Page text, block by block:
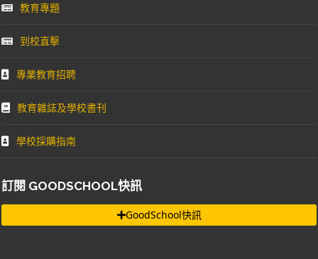
教育專題
到校直擊
專業教育招聘
教育雜誌及學校書刊
學校採購指南
訂閱 GOODSCHOOL快訊
GoodSchool快訊